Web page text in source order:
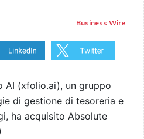
Business Wire
AI (xfolio.ai), un gruppo
di gestione di tesoreria e
ha acquisito Absolute